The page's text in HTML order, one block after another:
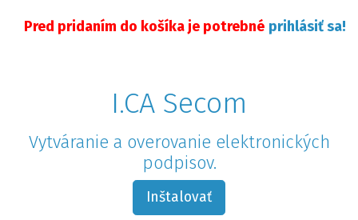
Pred pridaním do košíka je potrebné prihlásiť sa!
I.CA Secom
Vytváranie a overovanie elektronických
podpisov.
Inštalovať